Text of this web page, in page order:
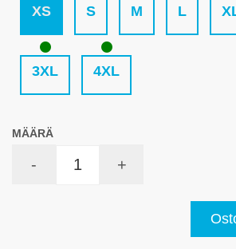
XS S M L
3XL 4XL
MÄÄRÄ
- +